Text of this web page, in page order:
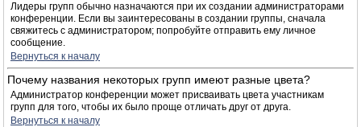
Лидеры групп обычно назначаются при их создании администраторами
конференции. Если вы заинтересованы в создании группы, сначала
свяжитесь с администратором; попробуйте отправить ему личное
сообщение.
Вернуться к началу
Почему названия некоторых групп имеют разные цвета?
Администратор конференции может присваивать цвета участникам
групп для того, чтобы их было проще отличать друг от друга.
Вернуться к началу